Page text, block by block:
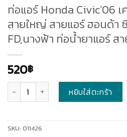
ท่อแอร์ Honda Civic’06
สายใหญ่ สายแอร์ ฮอนด้า
FD,นางฟ้า ท่อน้ำยาแอร์ ส
520฿
หยิบใส่ตะกร้า
SKU: 011426